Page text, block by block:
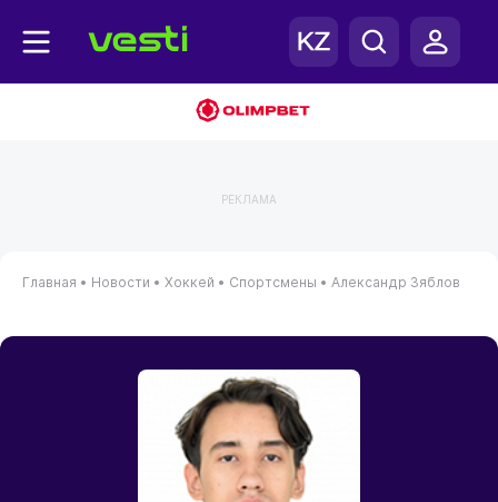
РЕКЛАМА
Главная • Новости • Хоккей • Спортсмены • Александр Зяблов